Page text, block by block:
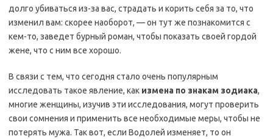
долго убиваться из-за вас, страдать и корить себя за то, что
изменил вам: скорее наоборот, — он тут же познакомится с
кем-то, заведет бурный роман, чтобы показать своей гордой
жене, что с ним все хорошо.
В связи с тем, что сегодня стало очень популярным
исследовать такое явление, как измена по знакам зодиака,
многие женщины, изучив эти исследования, могут проверить
свои сомнения и применить все необходимые меры, чтобы не
потерять мужа. Так вот, если Водолей изменяет, то он